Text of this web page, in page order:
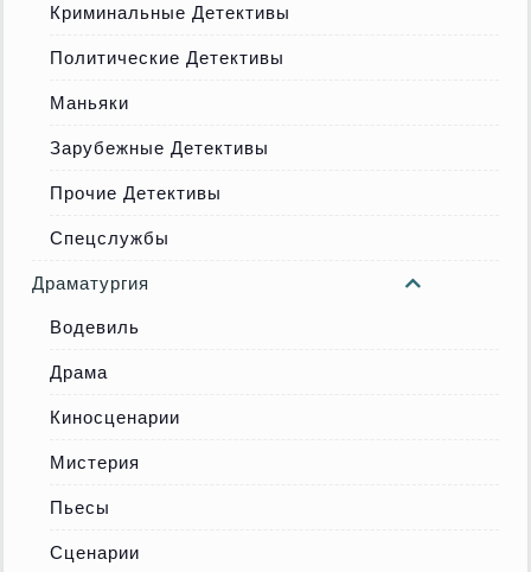
Криминальные Детективы
Политические Детективы
Маньяки
Зарубежные Детективы
Прочие Детективы
Спецслужбы
Драматургия
Водевиль
Драма
Киносценарии
Мистерия
Пьесы
Сценарии